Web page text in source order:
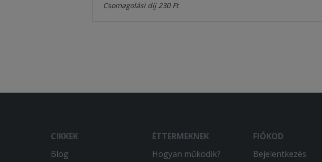
Csomagolási díj 230 Ft
CIKKEK
Blog
ÉTTERMEKNEK
Hogyan működik?
FIÓKOD
Bejelentkezés